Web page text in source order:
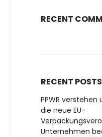
RECENT
RECENT POSTS
PPWR
die neue EU-
Unternehmen